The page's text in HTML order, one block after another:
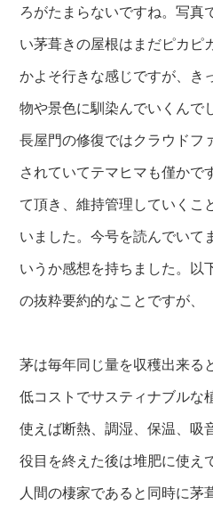
ろがたまらないですね。写真
い茅葺きの屋根はまだピカピ
かよそ行きな感じですが、き
物や景色に馴染んでいくんで
長屋門の修復ではクラウドフ
されていてテマヒマも僅かで
て頂き、維持管理していくこ
いました。今号を読んでいて
いうか感想を持ちました。以
の抜粋要約的なことですが、
茅は毎年同じ量を収穫出来る
低コストでサスティナブルな
使えば断熱、調湿、保温、吸
役目を終えた後は堆肥に使え
人間の棲家であると同時に茅